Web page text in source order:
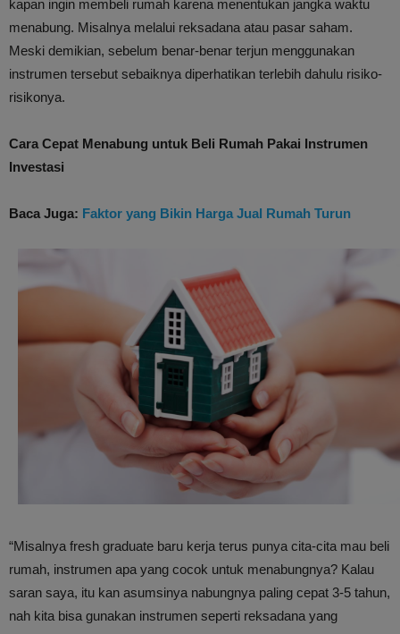
kapan ingin membeli rumah karena menentukan jangka waktu
menabung. Misalnya melalui reksadana atau pasar saham.
Meski demikian, sebelum benar-benar terjun menggunakan
instrumen tersebut sebaiknya diperhatikan terlebih dahulu risiko-
risikonya.
Cara Cepat Menabung untuk Beli Rumah Pakai Instrumen
Investasi
Baca Juga: Faktor yang Bikin Harga Jual Rumah Turun
“Misalnya fresh graduate baru kerja terus punya cita-cita mau beli
rumah, instrumen apa yang cocok untuk menabungnya? Kalau
saran saya, itu kan asumsinya nabungnya paling cepat 3-5 tahun,
nah kita bisa gunakan instrumen seperti reksadana yang